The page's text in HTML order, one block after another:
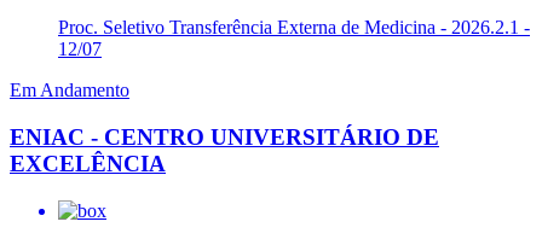
Proc. Seletivo Transferência Externa de Medicina - 2026.2.1 -
12/07
Em Andamento
ENIAC - CENTRO UNIVERSITÁRIO DE
EXCELÊNCIA